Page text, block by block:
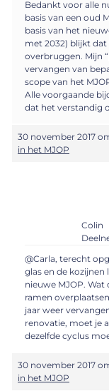
Bedankt voor alle
basis van een oud
basis van het
met 2032) blijkt
overbruggen. Mijn
vervangen van
scope van het
Alle voorgaande
dat het verstandig
30 november 2017
in het MJOP
Colin
@Carla, terecht
glas en de
nieuwe MJOP. Wat
ramen
jaar weer
renovatie, moet je
dezelfde cyclus
30 november 2017
in het MJOP